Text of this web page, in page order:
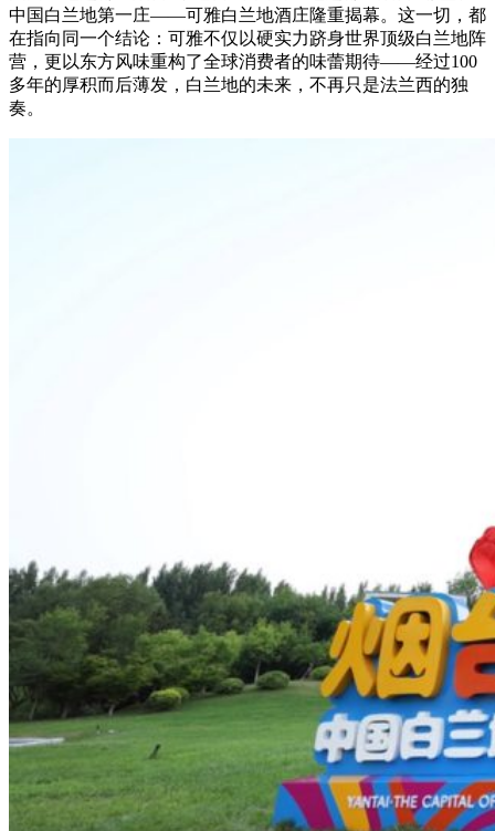
中国白兰地第一庄——可雅白兰地酒庄隆重揭幕。这一切，都
在指向同一个结论：可雅不仅以硬实力跻身世界顶级白兰地阵
营，更以东方风味重构了全球消费者的味蕾期待——经过100
多年的厚积而后薄发，白兰地的未来，不再只是法兰西的独
奏。